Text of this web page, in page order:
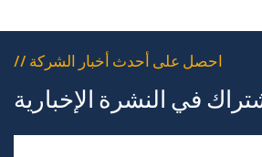
// احصل على أحدث أخبار الشركة
في النشرة الإخبارية